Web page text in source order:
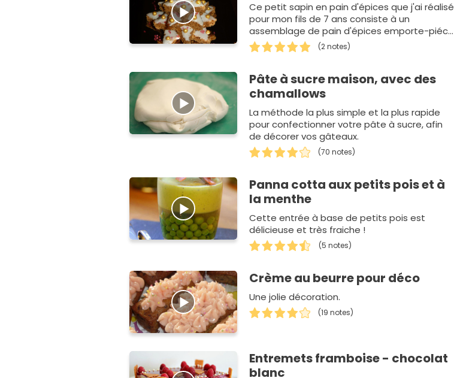
Ce petit sapin en pain d'épices que j'ai réalisé
pour mon fils de 7 ans consiste à un
assemblage de pain d'épices emporte-piécè.
Le tout est glacé et décoré.
(2 notes)
Pâte à sucre maison, avec des
chamallows
La méthode la plus simple et la plus rapide
pour confectionner votre pâte à sucre, afin
de décorer vos gâteaux.
(70 notes)
Panna cotta aux petits pois et à
la menthe
Cette entrée à base de petits pois est
délicieuse et très fraiche !
(5 notes)
Crème au beurre pour déco
Une jolie décoration.
(19 notes)
Entremets framboise - chocolat
blanc